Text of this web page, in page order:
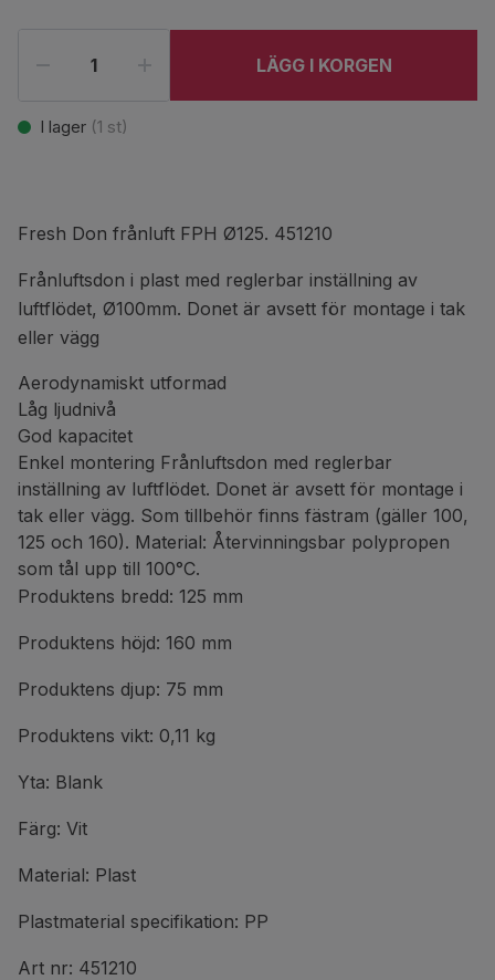
LÄGG I KORGEN
I lager (1 st)
Fresh Don frånluft FPH Ø125. 451210
Frånluftsdon i plast med reglerbar inställning av
luftflödet, Ø100mm. Donet är avsett för montage i tak
eller vägg
Aerodynamiskt utformad
Låg ljudnivå
God kapacitet
Enkel montering Frånluftsdon med reglerbar
inställning av luftflödet. Donet är avsett för montage i
tak eller vägg. Som tillbehör finns fästram (gäller 100,
125 och 160). Material: Återvinningsbar polypropen
som tål upp till 100°C.
Produktens bredd: 125 mm
Produktens höjd: 160 mm
Produktens djup: 75 mm
Produktens vikt: 0,11 kg
Yta: Blank
Färg: Vit
Material: Plast
Plastmaterial specifikation: PP
Art nr: 451210